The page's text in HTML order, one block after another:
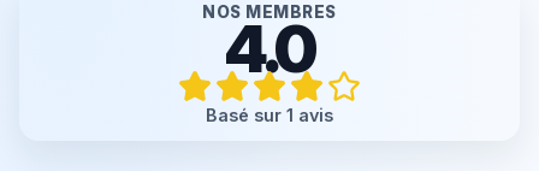
NOS MEMBRES
4.0
Basé sur 1 avis